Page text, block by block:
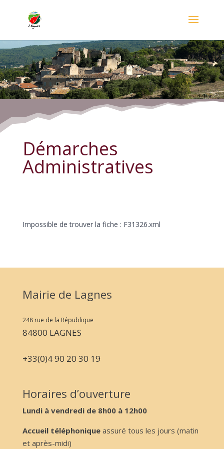
Démarches Administratives
Démarches
Administratives
Impossible de trouver la fiche : F31326.xml
Mairie de Lagnes
248 rue de la République
84800 LAGNES
+33(0)4 90 20 30 19
Horaires d’ouverture
Lundi à vendredi de 8h00 à 12h00
Accueil téléphoniqueassuré tous les jours (matin
et après-midi)